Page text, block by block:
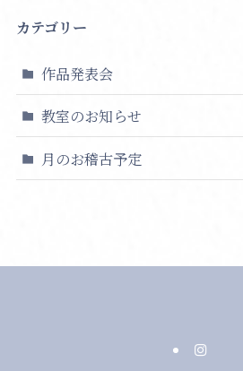
カテゴリー
作品発表会
教室のお知らせ
月のお稽古予定